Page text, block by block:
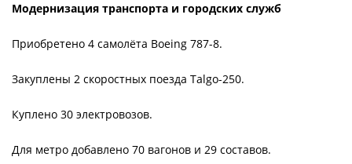
Модернизация транспорта и городских служб
Приобретено 4 самолёта Boeing 787-8.
Закуплены 2 скоростных поезда Talgo-250.
Куплено 30 электровозов.
Для метро добавлено 70 вагонов и 29 составов.